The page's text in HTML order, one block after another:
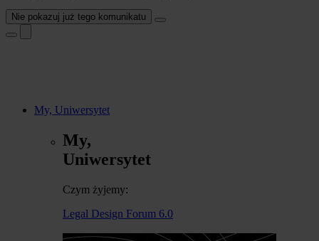
Nie pokazuj już tego komunikatu
My, Uniwersytet
My,
Uniwersytet
Czym żyjemy:
Legal Design Forum 6.0